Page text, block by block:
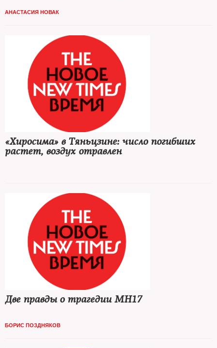
АНАСТАСИЯ НОВАК
«Хиросима» в Тяньцзине: число погибших
растет, воздух отравлен
Две правды о трагедии MH17
БОРИС ПОЗДНЯКОВ